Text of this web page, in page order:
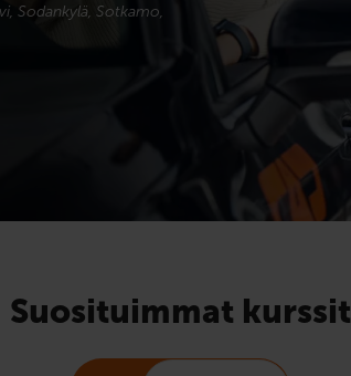
Sodankylä, Sotkamo,
Suosituimmat kurssit